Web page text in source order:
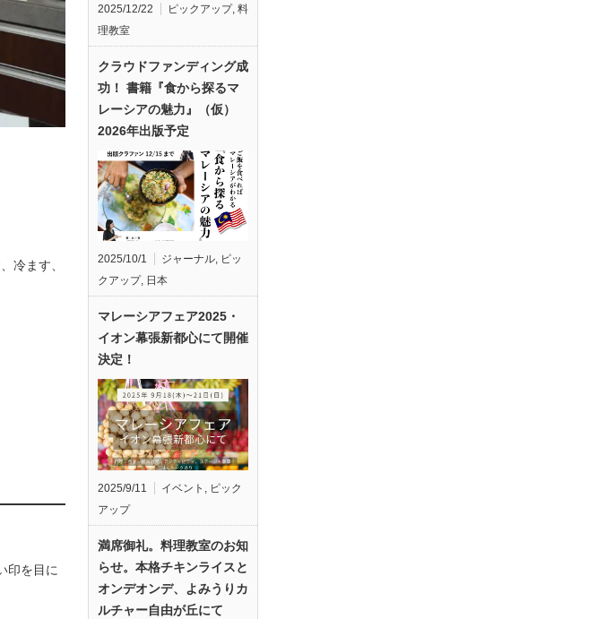
冷ます、
印を目に
2025/12/22 ピックアップ, 料
理教室
クラウドファンディング成
功！ 書籍『食から探るマ
レーシアの魅力』（仮）
2026年出版予定
2025/10/1 ジャーナル, ピッ
クアップ, 日本
マレーシアフェア2025・
イオン幕張新都心にて開催
決定！
2025/9/11 イベント , ピック
アップ
満席御礼。料理教室のお知
らせ。本格チキンライスと
オンデオンデ、よみうりカ
ルチャー自由が丘にて